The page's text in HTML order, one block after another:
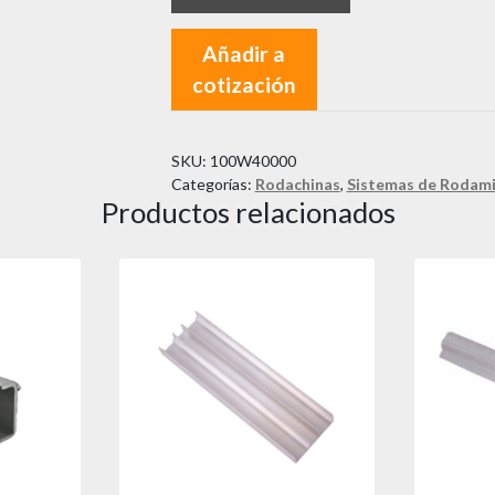
Añadir a
cotización
SKU: 100W40000
Categorías: Rodachinas, Sistemas de
Productos relacionados